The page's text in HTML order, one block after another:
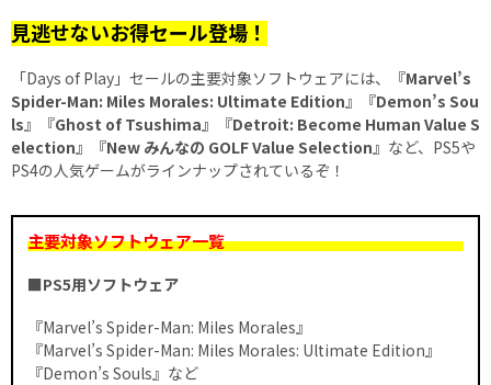
見逃せないお得セール登場！
「Days of Play」セールの主要対象ソフトウェアには、『Marvel’s
Spider-Man: Miles Morales: Ultimate Edition』『Demon’s Sou
ls』『Ghost of Tsushima』『Detroit: Become Human Value S
election』『New みんなの GOLF Value Selection』など、PS5や
PS4の人気ゲームがラインナップされているぞ！
主要対象ソフトウェア一覧
■PS5用ソフトウェア
『Marvel’s Spider-Man: Miles Morales』
『Marvel’s Spider-Man: Miles Morales: Ultimate Edition』
『Demon’s Souls』など